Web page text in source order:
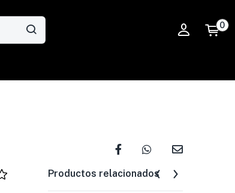
0
Productos relacionados